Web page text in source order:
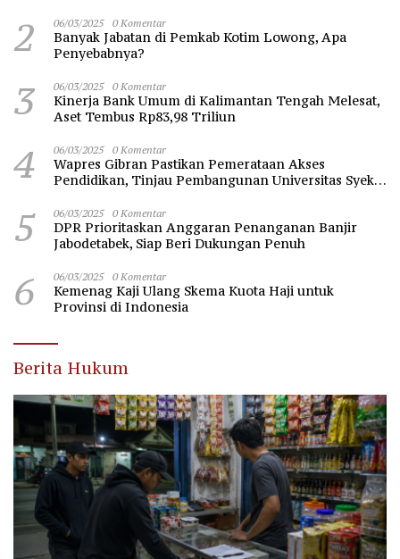
2 06/03/2025 0 Komentar
Banyak Jabatan di Pemkab Kotim Lowong, Apa
Penyebabnya?
3 06/03/2025 0 Komentar
Kinerja Bank Umum di Kalimantan Tengah Melesat,
Aset Tembus Rp83,98 Triliun
4 06/03/2025 0 Komentar
Wapres Gibran Pastikan Pemerataan Akses
Pendidikan, Tinjau Pembangunan Universitas Syekh
5 06/03/2025 0 Komentar
DPR Prioritaskan Anggaran Penanganan Banjir
Jabodetabek, Siap Beri Dukungan Penuh
6 06/03/2025 0 Komentar
Kemenag Kaji Ulang Skema Kuota Haji untuk
Provinsi di Indonesia
Berita Hukum